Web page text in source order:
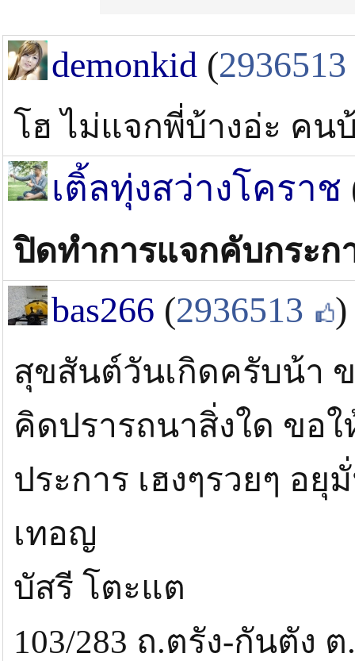
demonkid (2936513
โฮ ไม่แจกพี่บ้างอ่ะ คน
เติ้ลทุ่งสว่างโคราช
ปิดทำการแจกคับกระก
bas266 (2936513 )
สุขสันต์วันเกิดครับน้า
คิดปรารถนาสิ่งใด ขอ
ประการ เฮงๆรวยๆ อ
เทอญ
บัสรี โตะแต
103/283 ถ.ตรัง-กันตัง